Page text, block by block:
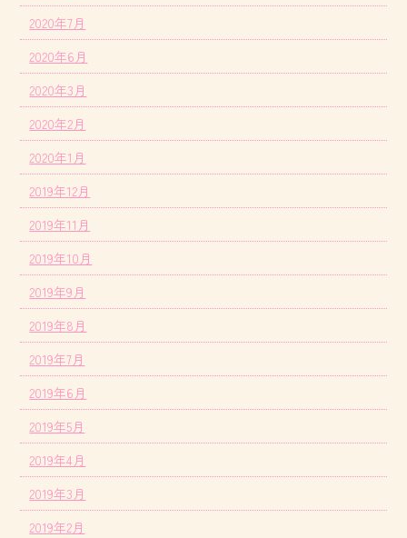
2020年7月
2020年6月
2020年3月
2020年2月
2020年1月
2019年12月
2019年11月
2019年10月
2019年9月
2019年8月
2019年7月
2019年6月
2019年5月
2019年4月
2019年3月
2019年2月